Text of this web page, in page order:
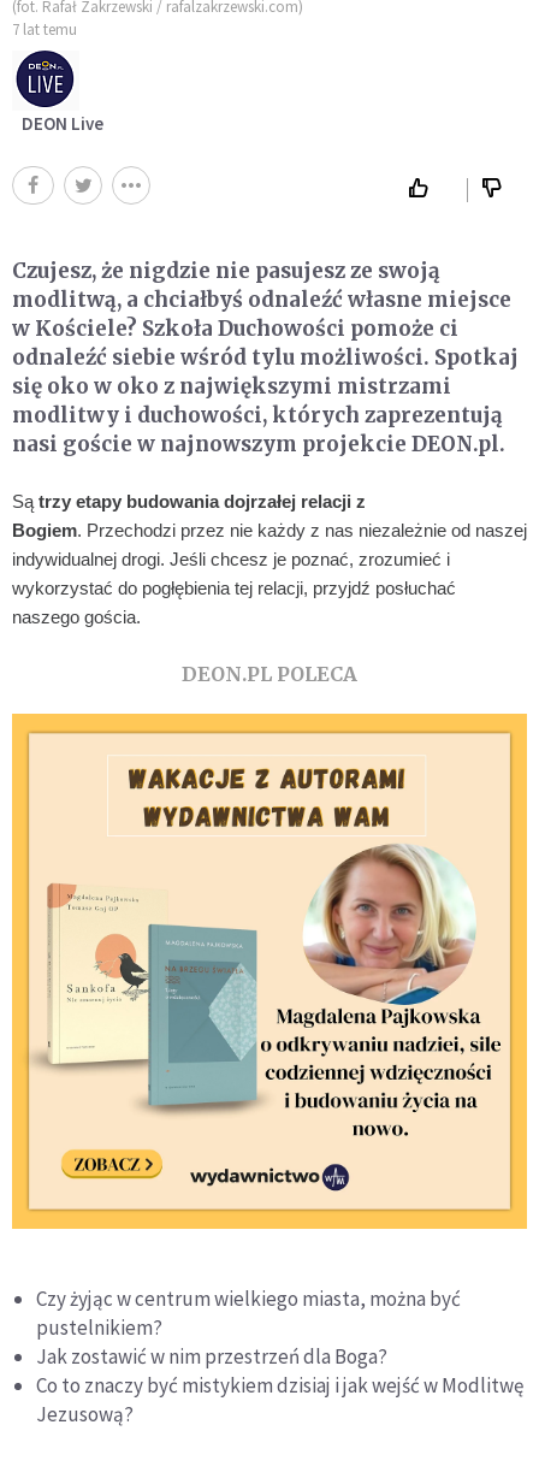
(fot. Rafał Zakrzewski / rafalzakrzewski.com)
7 lat temu
DEON Live
Czujesz, że nigdzie nie pasujesz ze swoją
modlitwą, a chciałbyś odnaleźć własne miejsce
w Kościele? Szkoła Duchowości pomoże ci
odnaleźć siebie wśród tylu możliwości. Spotkaj
się oko w oko z największymi mistrzami
modlitwy i duchowości, których zaprezentują
nasi goście w najnowszym projekcie DEON.pl.
Są trzy etapy budowania dojrzałej relacji z
Bogiem. Przechodzi przez nie każdy z nas niezależnie od naszej
indywidualnej drogi. Jeśli chcesz je poznać, zrozumieć i
wykorzystać do pogłębienia tej relacji, przyjdź posłuchać
naszego gościa.
DEON.PL POLECA
Czy żyjąc w centrum wielkiego miasta, można być
pustelnikiem?
Jak zostawić w nim przestrzeń dla Boga?
Co to znaczy być mistykiem dzisiaj i jak wejść w Modlitwę
Jezusową?